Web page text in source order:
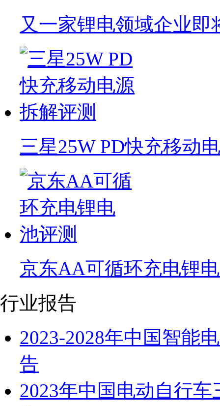
又一家锂电领域企业即
三星25W PD快充移动
京东AA可循环充电锂
行业报告
2023-2028年中国智能
告
2023年中国电动自行